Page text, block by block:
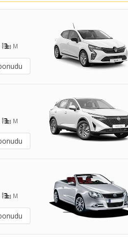
M
M
M